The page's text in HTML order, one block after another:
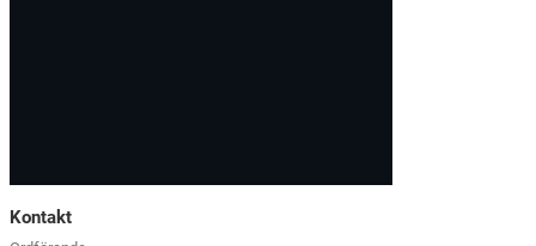
Kontakt